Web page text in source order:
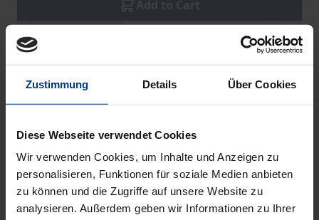
Zustimmung Details Über Cookies
Diese Webseite verwendet Cookies
Wir verwenden Cookies, um Inhalte und Anzeigen zu
personalisieren, Funktionen für soziale Medien anbieten
zu können und die Zugriffe auf unsere Website zu
analysieren. Außerdem geben wir Informationen zu Ihrer
Add to Wish List
Delivery cost notice
Edition
1